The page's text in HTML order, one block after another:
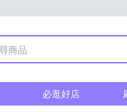
必逛好店